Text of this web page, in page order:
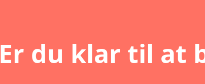
Er du klar til at